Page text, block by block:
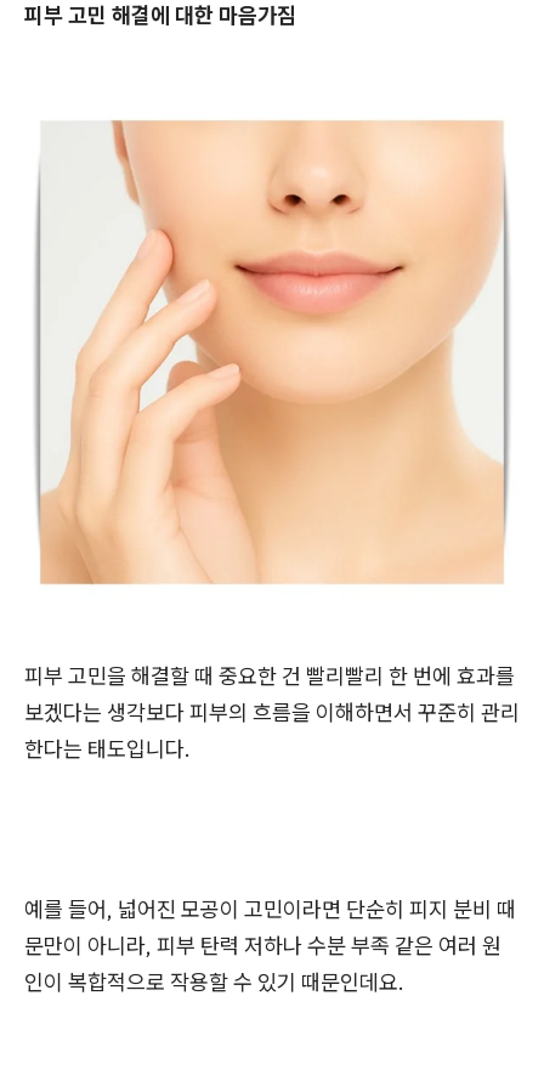
피부 고민 해결에 대한 마음가짐
피부 고민을 해결할 때 중요한 건 빨리빨리 한 번에 효과를
보겠다는 생각보다 피부의 흐름을 이해하면서 꾸준히 관리
한다는 태도입니다.
예를 들어, 넓어진 모공이 고민이라면 단순히 피지 분비 때
문만이 아니라, 피부 탄력 저하나 수분 부족 같은 여러 원
인이 복합적으로 작용할 수 있기 때문인데요.